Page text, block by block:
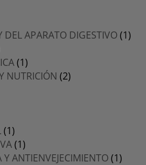
DEL APARATO DIGESTIVO(1)
(1)
NUTRICIÓN (2)
(1)
(1)
ANTIENVEJECIMIENTO(1)